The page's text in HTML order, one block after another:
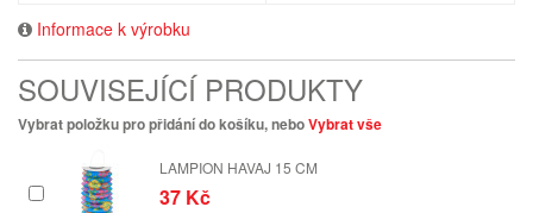
Informace k výrobku
SOUVISEJÍCÍ PRODUKTY
Vybrat položku pro přidání do košíku, neboVybrat vše
LAMPION HAVAJ 15 CM
37 Kč